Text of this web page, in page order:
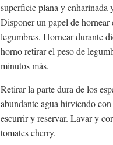
superficie plana y enharinada
Disponer un papel de
legumbres. Hornear durante
horno retirar el peso de
minutos más.
Retirar la parte dura de los
abundante agua hirviendo
escurrir y reservar. Lavar y
tomates cherry.